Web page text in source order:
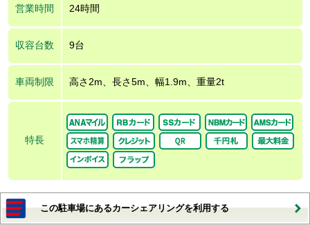
営業時間 24時間
収容台数 9台
車両制限 高さ2m、長さ5m、幅1.9m、重量2t
特長
この駐車場にあるカーシェアリングを利用する